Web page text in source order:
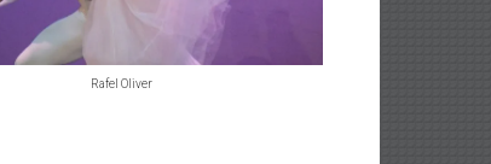
Rafel Oliver